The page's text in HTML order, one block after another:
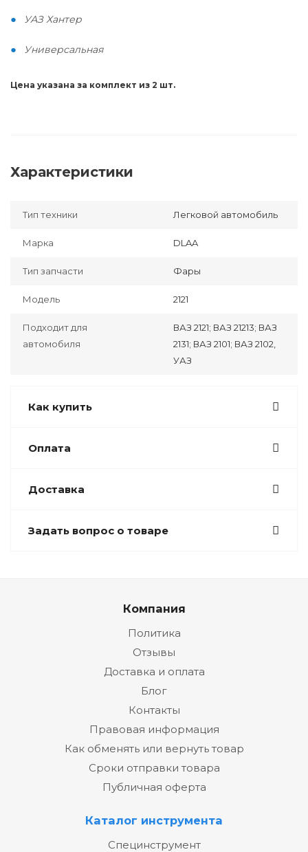
УАЗ Хантер
Универсальная
Цена указана за комплект из 2 шт.
Характеристики
Тип техники Легковой автомобиль
Марка DLAA
Тип запчасти Фары
Модель 2121
Подходит для
автомобиля
ВАЗ 2121; ВАЗ 21213; ВАЗ
2131; ВАЗ 2101; ВАЗ 2102,
УАЗ
Как купить
Оплата
Доставка
Задать вопрос о товаре
Компания
Политика
Отзывы
Доставка и оплата
Блог
Контакты
Правовая информация
Как обменять или вернуть товар
Сроки отправки товара
Публичная оферта
Каталог инструмента
Специнструмент